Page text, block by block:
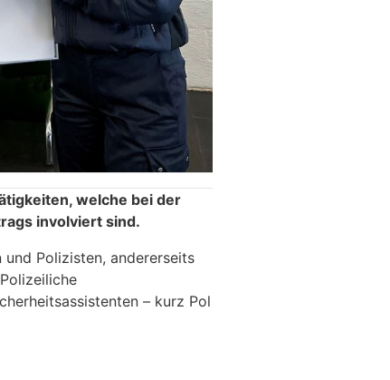
welche bei der
involviert sind.
Polizisten, andererseits
– kurz Pol